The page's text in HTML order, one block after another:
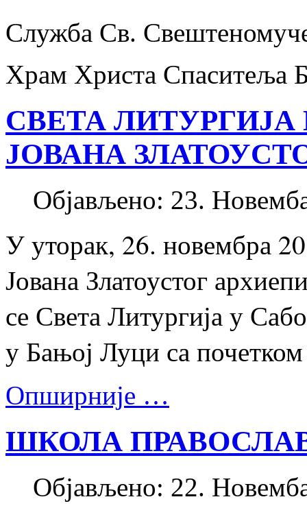
Служба Св.
Храм Христа Спаситеља
СВЕТА
ЈОВАНА
Објављено: 23.
У уторак, 26. новембра
Јована Златоустог
се Света Литургија у
у Бањој Луци са
Опширније …
ШКОЛА
Објављено: 22.